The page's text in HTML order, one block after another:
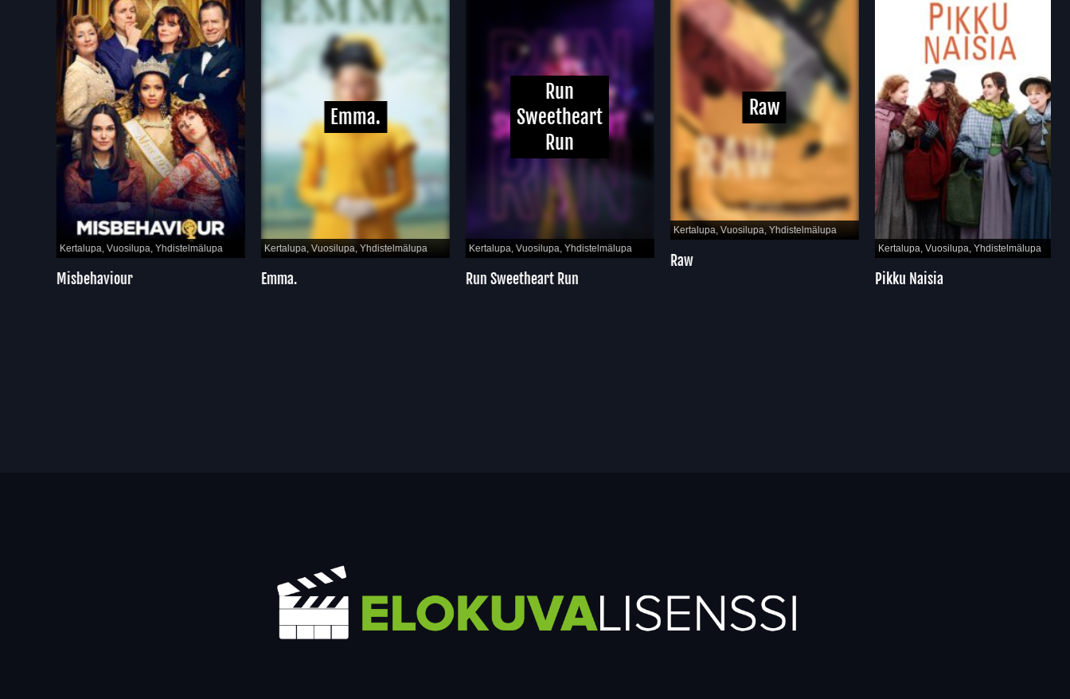
Kertalupa, Vuosilupa, Yhdistelmälupa
Misbehaviour
Emma.
Kertalupa, Vuosilupa, Yhdistelmälupa
Emma.
Run
Sweetheart
Run
Kertalupa, Vuosilupa, Yhdistelmälupa
Run Sweetheart Run
Raw
Kertalupa, Vuosilupa, Yhdistelmälupa
Raw
Kertalupa, Vuosilupa, Yhdistelmälupa
Pikku Naisia